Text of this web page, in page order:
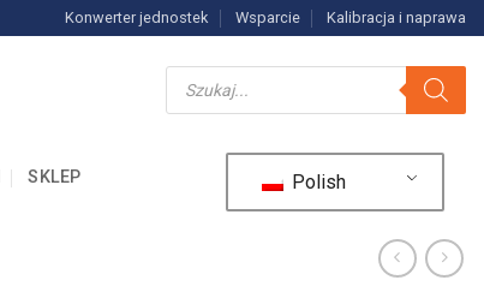
Konwerter jednostek Wsparcie Kalibracja i naprawa
Wyszukiwarka
produktów
SKLEP Polish